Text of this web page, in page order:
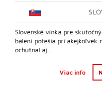
Slovenské vínka pre
balení potešia pri akejkoľvek
ochutnal aj…
Viac info